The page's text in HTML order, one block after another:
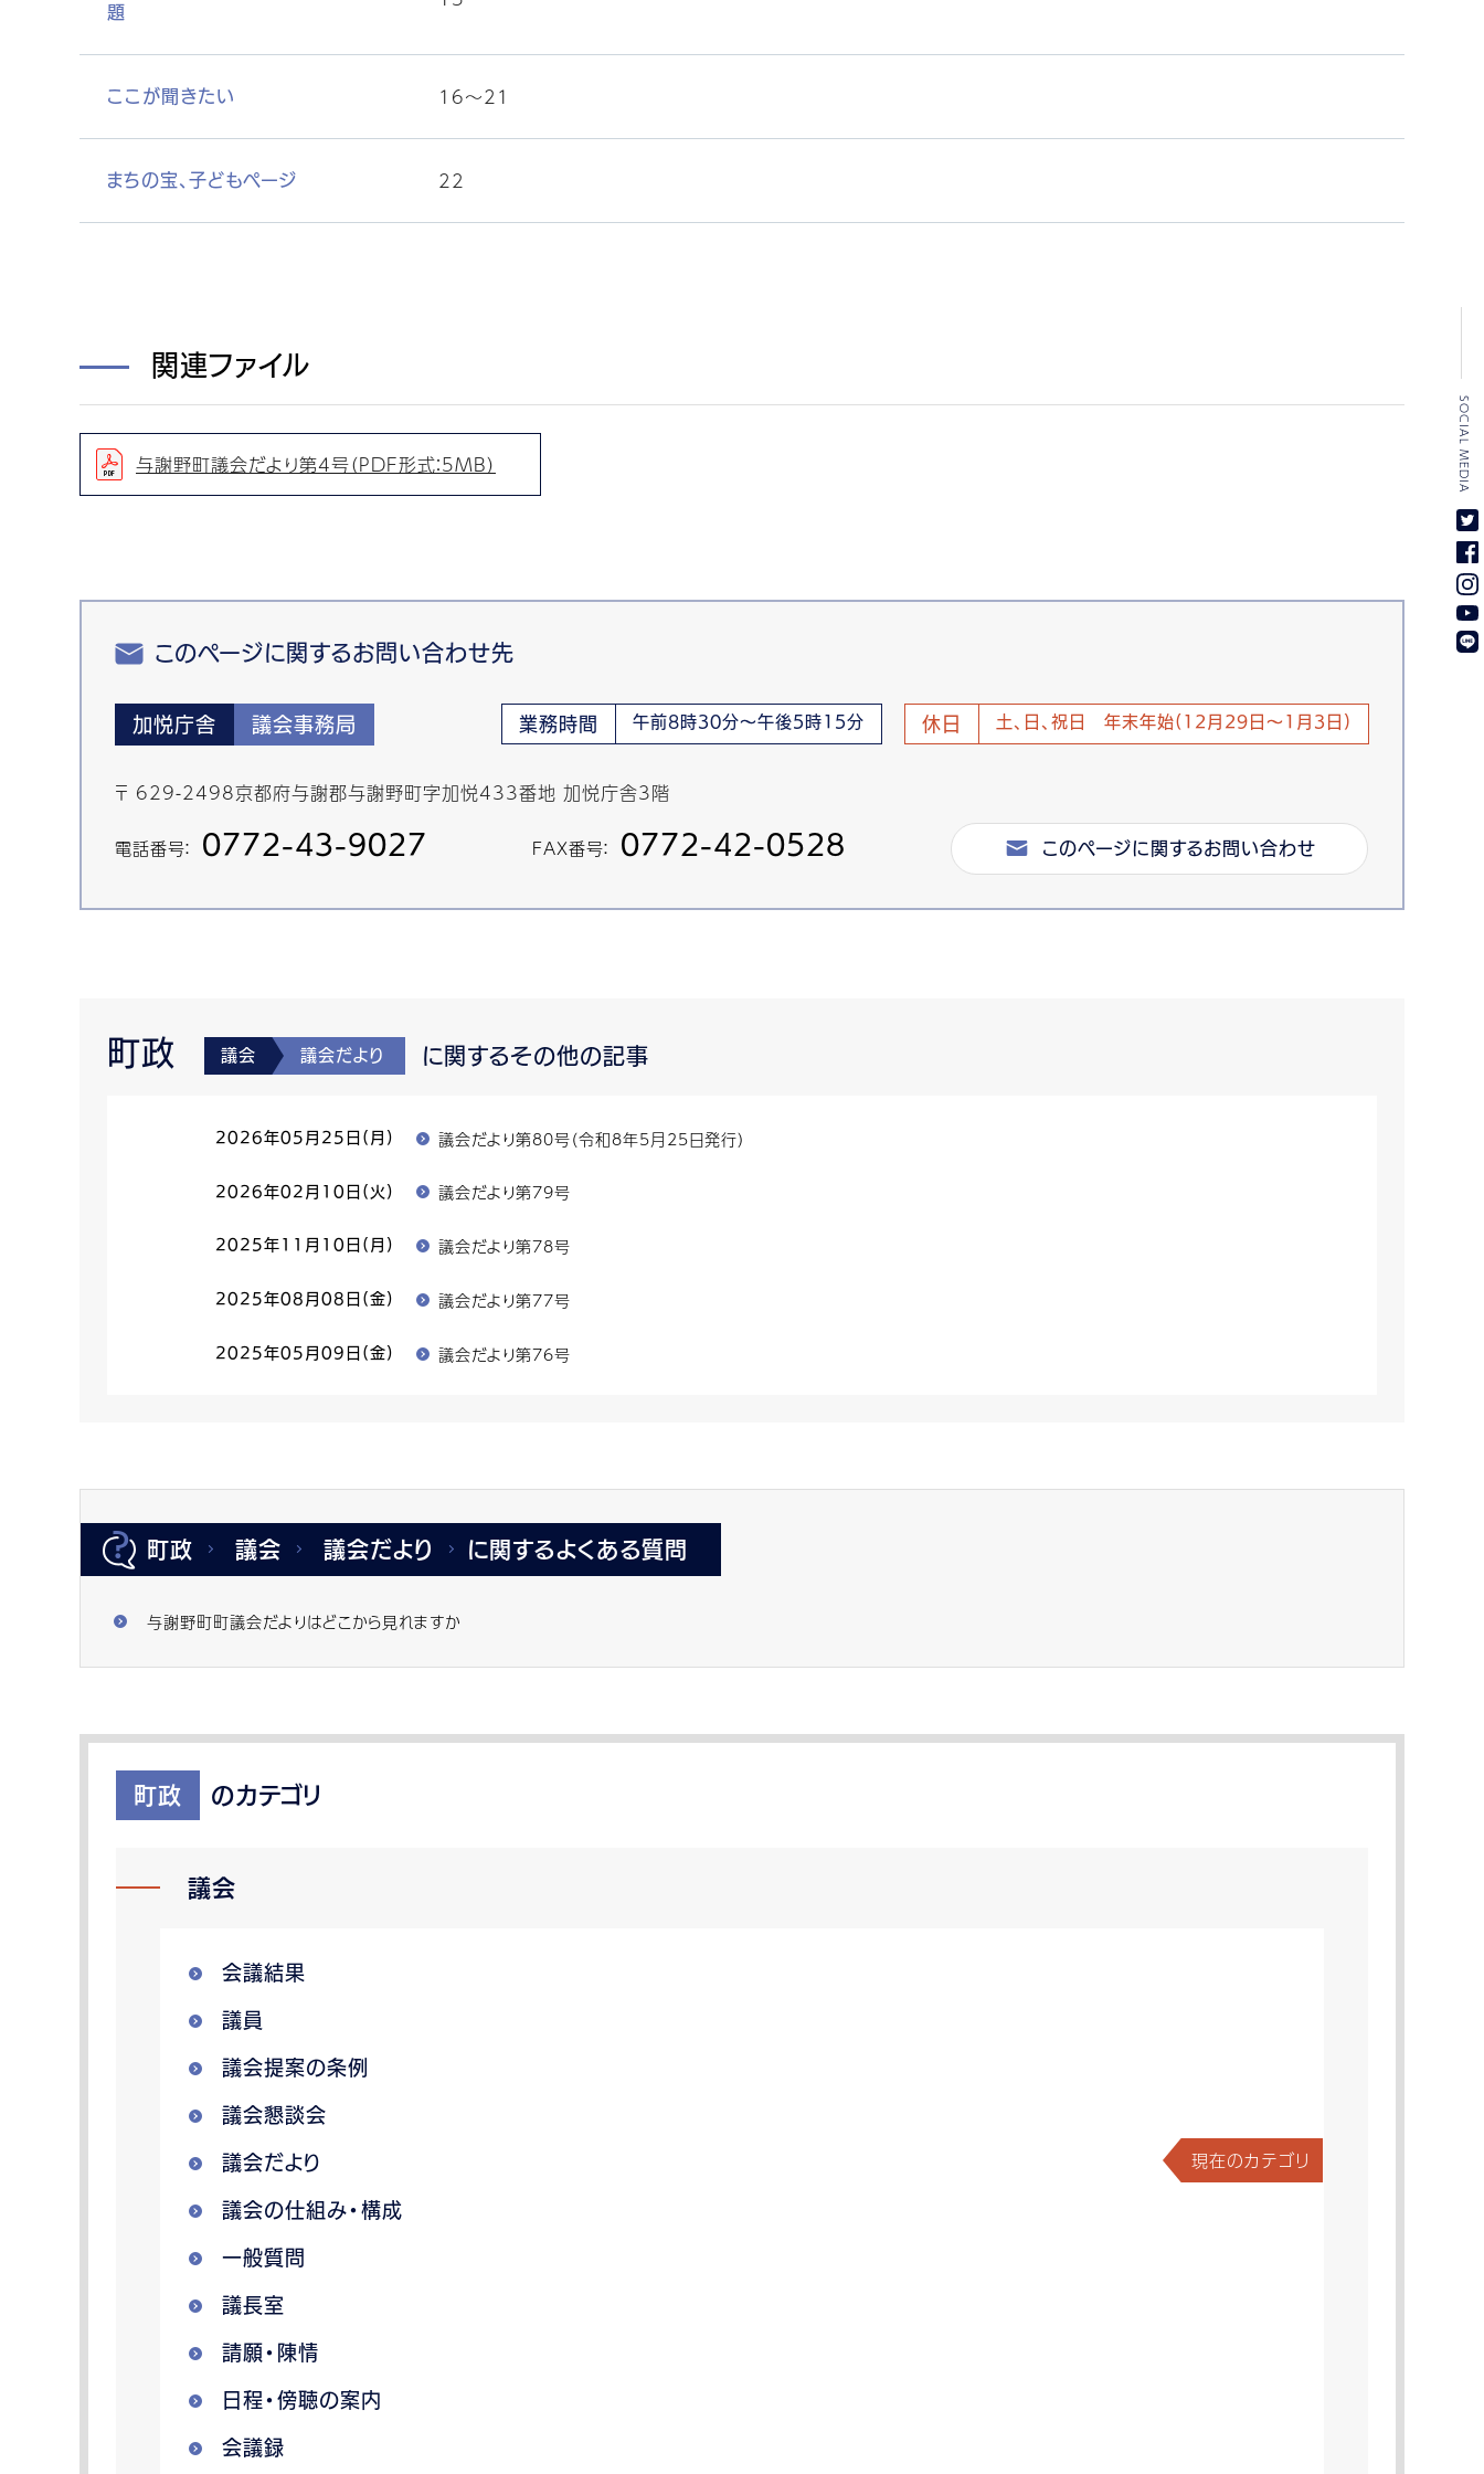
題
ここが聞きたい 16〜21
まちの宝、子どもページ 22
関連ファイル
与謝野町議会だより第4号（PDF形式：5MB）
このページに関するお問い合わせ先
加悦庁舎 議会事務局 業務時間 午前8時30分～午後5時15分 休日 土、日、祝日 年末年始(12月29日～1月3日)
〒 629-2498京都府与謝郡与謝野町字加悦433番地 加悦庁舎3階
電話番号： 0772-43-9027 FAX番号： 0772-42-0528 このページに関するお問い合わせ
町政 議会 議会だより に関するその他の記事
2026年05月25日(月) 議会だより第80号（令和8年5月25日発行）
2026年02月10日(火) 議会だより第79号
2025年11月10日(月) 議会だより第78号
2025年08月08日(金) 議会だより第77号
2025年05月09日(金) 議会だより第76号
町政 議会 議会だより に関するよくある質問
与謝野町町議会だよりはどこから見れますか
町政 のカテゴリ
議会
会議結果
議員
議会提案の条例
議会懇談会
議会だより 現在のカテゴリ
議会の仕組み・構成
一般質問
議長室
請願・陳情
日程・傍聴の案内
会議録
SOCIAL MEDIA